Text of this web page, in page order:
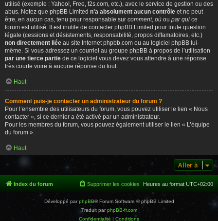
utilisé (exemple : Yahoo!, Free, f2s.com, etc.), avec le service de gestion ou des
abus. Notez que phpBB Limited n’a absolument aucun contrôle et ne peut
être, en aucun cas, tenu pour responsable sur comment, où ou par qui ce
forum est utilisé. Il est inutile de contacter phpBB Limited pour toute question
légale (cessions et désistements, responsabilité, propos diffamatoires, etc.)
non directement liée au site Internet phpbb.com ou au logiciel phpBB lui-
même. Si vous adressez un courriel au groupe phpBB à propos de l’utilisation
par une tierce partie de ce logiciel vous devez vous attendre à une réponse
très courte voire à aucune réponse du tout.
Haut
Comment puis-je contacter un administrateur du forum ?
Pour l’ensemble des utilisateurs du forum, vous pouvez utiliser le lien « Nous
contacter », si ce dernier a été activé par un administrateur.
Pour les membres du forum, vous pouvez également utiliser le lien « L’équipe
du forum ».
Haut
Aller à
Index du forum Heures au format UTC+02:00
Supprimer les cookies
Développé parphpBB® Forum Software © phpBB Limited
Traduit parphpBB-fr.com
Confidentialité | Conditions